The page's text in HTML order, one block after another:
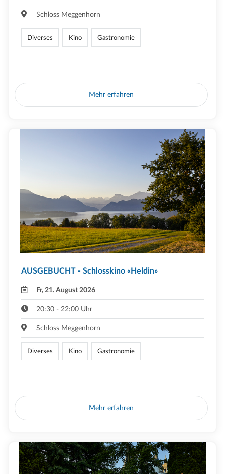
Schloss Meggenhorn
Diverses Kino Gastronomie
Mehr erfahren
AUSGEBUCHT - Schlosskino «Heldin»
Fr, 21. August 2026
20:30 - 22:00 Uhr
Schloss Meggenhorn
Diverses Kino Gastronomie
Mehr erfahren